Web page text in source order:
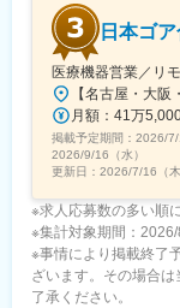
日本ゴ
医療機器営業／リ
掲載予定期間： 2026/7/
2026/9/16（水）
更新日： 2026/7/16（木
※求人応募数の多い順
※集計対象期間：2026/
※事情により掲載終了
ざいます。その場合
了承ください。